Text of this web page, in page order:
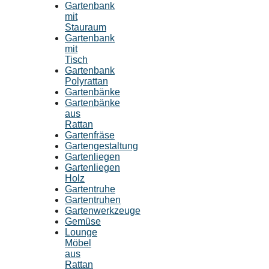
Gartenbank
mit
Stauraum
Gartenbank
mit
Tisch
Gartenbank
Polyrattan
Gartenbänke
Gartenbänke
aus
Rattan
Gartenfräse
Gartengestaltung
Gartenliegen
Gartenliegen
Holz
Gartentruhe
Gartentruhen
Gartenwerkzeuge
Gemüse
Lounge
Möbel
aus
Rattan